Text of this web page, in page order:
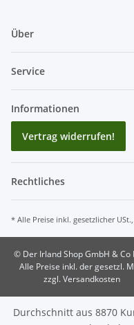
Über
Service
Informationen
Vertrag widerrufen!
Rechtliches
* Alle Preise inkl. gesetzlicher USt.,
© Der Irland Shop GmbH & Co
Alle Preise inkl. der gesetzl.
zzgl. Versandkosten
Durchschnitt aus 8870